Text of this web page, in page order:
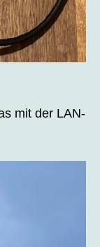
mit der LAN-